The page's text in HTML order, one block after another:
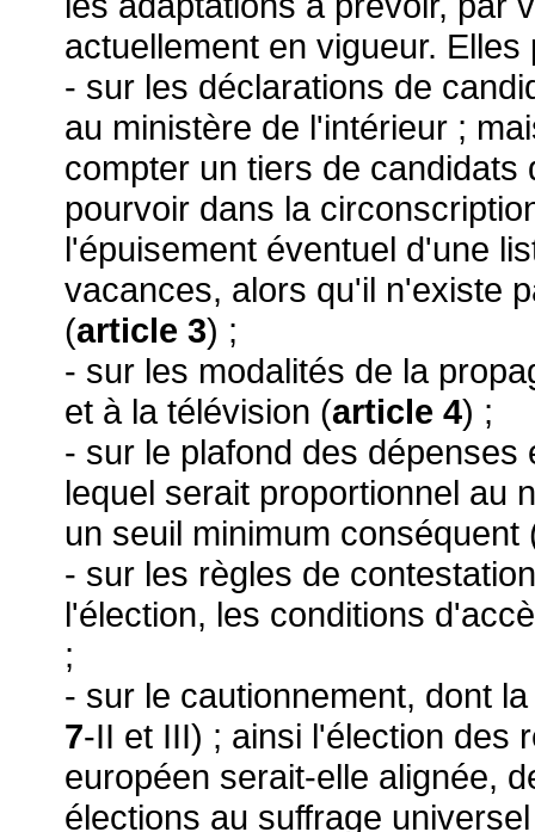
actuellement en vigueur.
- sur les déclarations de
au ministère de l'intérieur ;
compter un tiers de
pourvoir dans la
l'épuisement éventuel d'une
vacances, alors qu'il n'existe
(article 3) ;
- sur les modalités de la
et à la télévision (article 4) ;
- sur le plafond des
lequel serait proportionnel au
un seuil minimum conséquent
- sur les règles de
l'élection, les conditions
;
- sur le cautionnement, dont
7-II et III) ; ainsi l'élection des
européen serait-elle alignée,
élections au suffrage